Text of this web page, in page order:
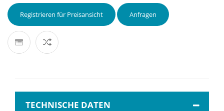
Registrieren für Preisansicht Anfragen
TECHNISCHE DATEN